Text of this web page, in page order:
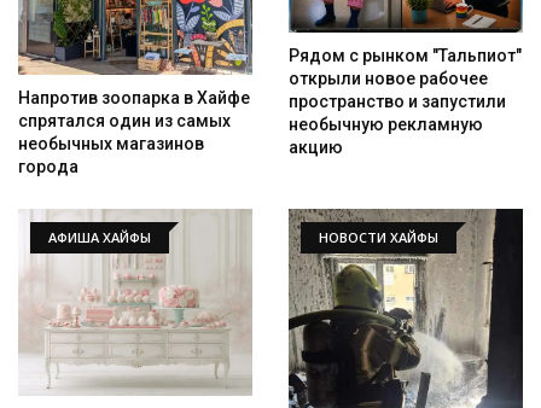
Напротив зоопарка в Хайфе
спрятался один из самых
необычных магазинов
города
Рядом с рынком "Тальпиот"
открыли новое рабочее
пространство и запустили
необычную рекламную
акцию
АФИША ХАЙФЫ НОВОСТИ ХАЙФЫ